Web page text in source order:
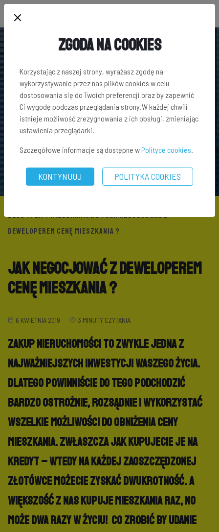
BLOG\FLIPY MIESZKANIOWE\ JAK NEGOCJOWAĆ Z
DEWELOPEREM CENĘ MIESZKANIA ?
Jak negocjować z deweloperem
cenę mieszkania ?
6 KWIETNIA 2019 3 MINUTY CZYTANIA
Zakup nieruchomości to zwykle jedna z
najważniejszych inwestycji Waszego życia.
Dlatego powinniście do tego podchodzić
bardzo ostrożnie, rozsądnie i wykorzystać
wszelkie możliwości do obniżenia ceny
mieszkania. Zwłaszcza jak kupujecie je na
kredyt – wtedy na każdej zaoszczędzonej
złotówce możecie zyskać dwukrotność. A
większość z nas kupuje mieszkania raz, no
może dwa razy w życiu! Co zrobić by udanie
Zgoda na Cookies
Korzystając z naszej strony, wyrażasz zgodę na
wykorzystywanie przez nas plików cookies w celu
dostosowania się do Twoich preferencji oraz by zapewnić
Ci wygodę podczas przeglądania strony.W każdej chwili
istnieje możliwość zrezygnowania z ich obsługi, zmieniając
ustawienia przeglądarki.
Szczegółowe informacje są dostępne wPolityce cookies.
KONTYNUUJ POLITYKA COOKIES